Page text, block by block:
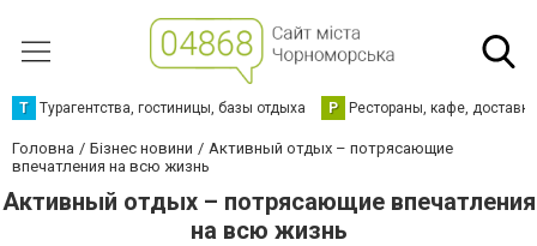
Т Турагентства, гостиницы, базы отдыха Р Рестораны, кафе,
Головна Бізнес новини
Активный отдых – потрясающие
впечатления на всю жизнь
Активный отдых – потрясающие впечатления
на всю жизнь